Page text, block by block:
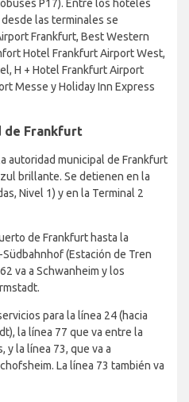
P17). Entre los hoteles
las terminales se
Frankfurt, Best Western
Hotel Frankfurt Airport West,
H + Hotel Frankfurt Airport
Messe y Holiday Inn Express
de Frankfurt
autoridad municipal de Frankfurt
brillante. Se detienen en la
Nivel 1) y en la Terminal 2
de Frankfurt hasta la
(Estación de Tren
va a Schwanheim y los
para la línea 24 (hacia
la línea 77 que va entre la
y la línea 73, que va a
La línea 73 también va